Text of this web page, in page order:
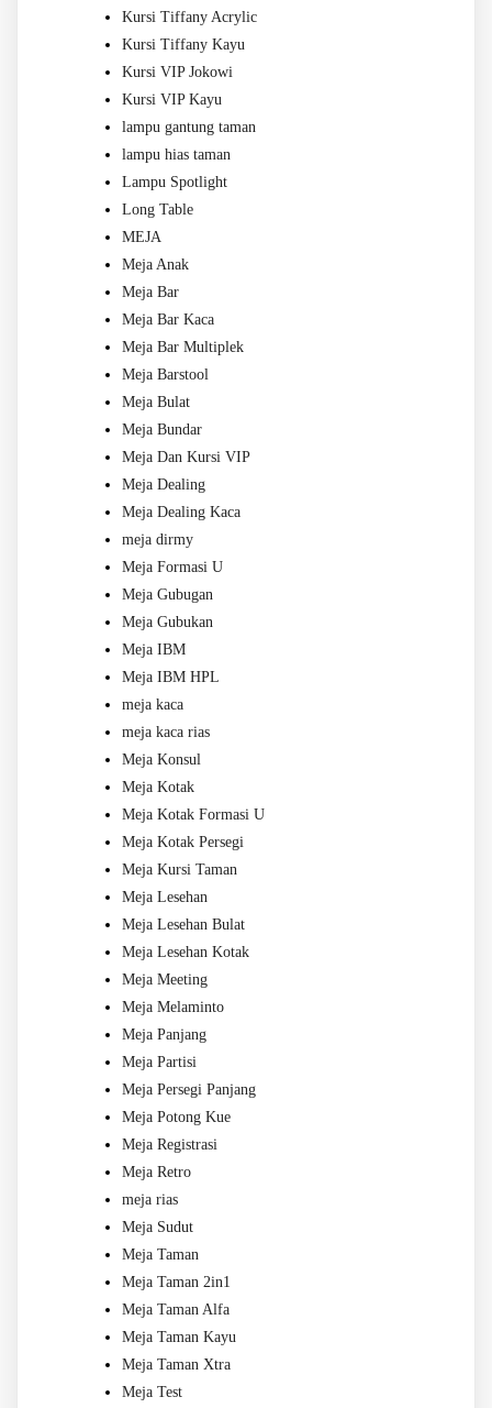
Kursi Tiffany Acrylic
Kursi Tiffany Kayu
Kursi VIP Jokowi
Kursi VIP Kayu
lampu gantung taman
lampu hias taman
Lampu Spotlight
Long Table
MEJA
Meja Anak
Meja Bar
Meja Bar Kaca
Meja Bar Multiplek
Meja Barstool
Meja Bulat
Meja Bundar
Meja Dan Kursi VIP
Meja Dealing
Meja Dealing Kaca
meja dirmy
Meja Formasi U
Meja Gubugan
Meja Gubukan
Meja IBM
Meja IBM HPL
meja kaca
meja kaca rias
Meja Konsul
Meja Kotak
Meja Kotak Formasi U
Meja Kotak Persegi
Meja Kursi Taman
Meja Lesehan
Meja Lesehan Bulat
Meja Lesehan Kotak
Meja Meeting
Meja Melaminto
Meja Panjang
Meja Partisi
Meja Persegi Panjang
Meja Potong Kue
Meja Registrasi
Meja Retro
meja rias
Meja Sudut
Meja Taman
Meja Taman 2in1
Meja Taman Alfa
Meja Taman Kayu
Meja Taman Xtra
Meja Test